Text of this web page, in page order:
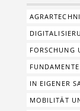
FORSCHUNG
FUNDAMENTE
IN EIGENER
MOBILITÄT